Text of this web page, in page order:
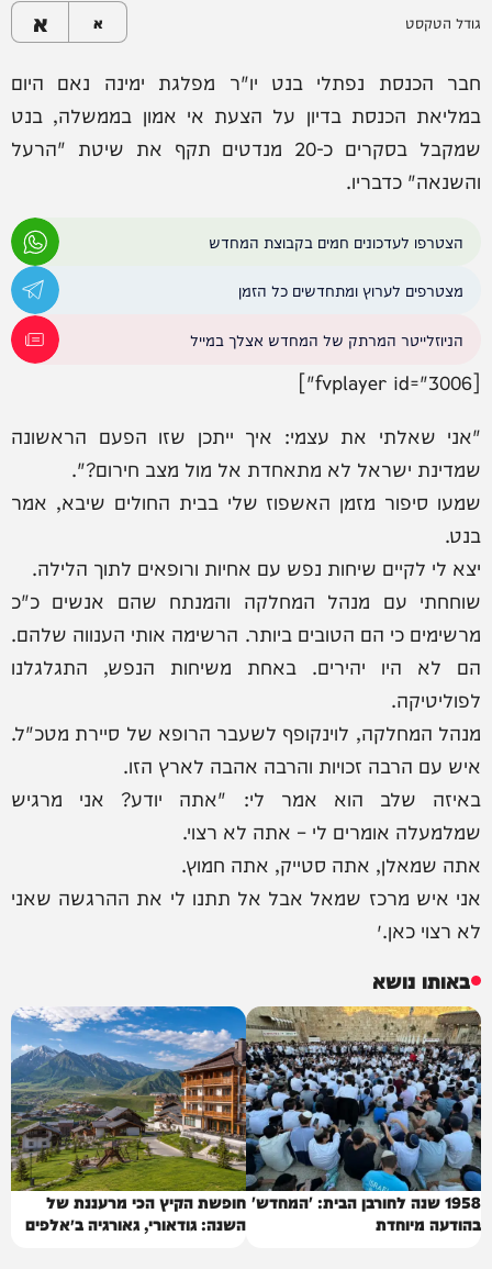
גודל הטקסט א א
חבר הכנסת נפתלי בנט יו"ר מפלגת ימינה נאם היום
במליאת הכנסת בדיון על הצעת אי אמון בממשלה, בנט
שמקבל בסקרים כ-20 מנדטים תקף את שיטת "הרעל
והשנאה" כדבריו.
הצטרפו לעדכונים חמים בקבוצת המחדש
מצטרפים לערוץ ומתחדשים כל הזמן
הניוזלייטר המרתק של המחדש אצלך במייל
[fvplayer id="3006"]
"אני שאלתי את עצמי: איך ייתכן שזו הפעם הראשונה
שמדינת ישראל לא מתאחדת אל מול מצב חירום?".
שמעו סיפור מזמן האשפוז שלי בבית החולים שיבא, אמר
בנט.
יצא לי לקיים שיחות נפש עם אחיות ורופאים לתוך הלילה.
שוחחתי עם מנהל המחלקה והמנתח שהם אנשים כ"כ
מרשימים כי הם הטובים ביותר. הרשימה אותי הענווה שלהם.
הם לא היו יהירים. באחת משיחות הנפש, התגלגלנו
לפוליטיקה.
מנהל המחלקה, לוינקופף לשעבר הרופא של סיירת מטכ"ל.
איש עם הרבה זכויות והרבה אהבה לארץ הזו.
באיזה שלב הוא אמר לי: "אתה יודע? אני מרגיש
שמלמעלה אומרים לי – אתה לא רצוי.
אתה שמאלן, אתה סטייק, אתה חמוץ.
אני איש מרכז שמאל אבל אל תתנו לי את ההרגשה שאני
לא רצוי כאן.״
באותו נושא
1958 שנה לחורבן הבית: 'המחדש'
בהודעה מיוחדת
חופשת הקיץ הכי מרעננת של
השנה: גודאורי, גאורגיה ב״אלפים